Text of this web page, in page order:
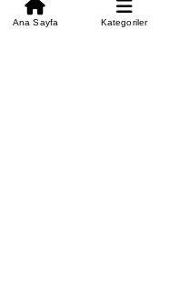
Beden Tablosu Banka
Ana Sayfa Kategoriler